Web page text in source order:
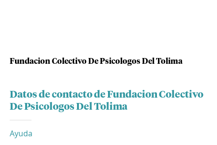
Fundacion Colectivo De Psicologos Del Tolima
Datos de contacto de Fundacion Colectivo
De Psicologos Del Tolima
Ayuda